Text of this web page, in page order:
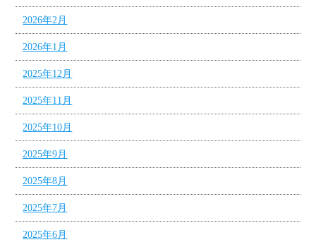
2026年2月
2026年1月
2025年12月
2025年11月
2025年10月
2025年9月
2025年8月
2025年7月
2025年6月